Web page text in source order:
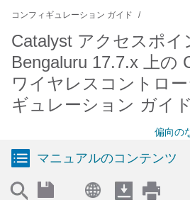
コンフィギュレーション ガイド
Catalyst アクセスポイ
Bengaluru 17.7.x 上の
ワイヤレスコントロ
ギュレーション ガイド
偏向の
マニュアルのコンテンツ